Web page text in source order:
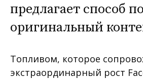
предлагает способ
оригинальный
Топливом, которое
экстраординарный рост